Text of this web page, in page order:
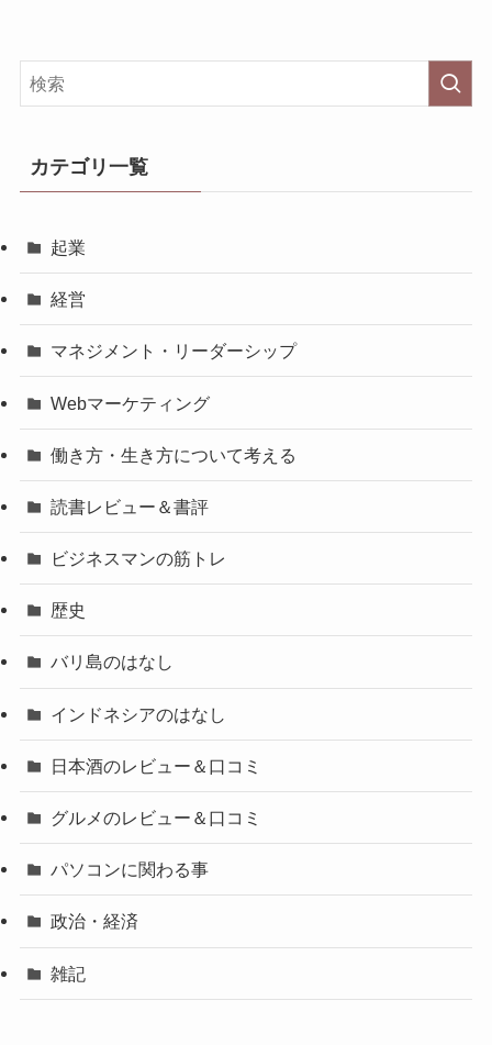
カテゴリ一覧
起業
経営
マネジメント・リーダーシップ
Webマーケティング
働き方・生き方について考える
読書レビュー＆書評
ビジネスマンの筋トレ
歴史
バリ島のはなし
インドネシアのはなし
日本酒のレビュー＆口コミ
グルメのレビュー＆口コミ
パソコンに関わる事
政治・経済
雑記